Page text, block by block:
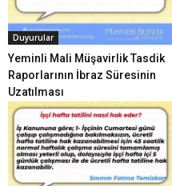
Duyurular
Yeminli Mali Müşavirlik Tasdik
Raporlarının İbraz Süresinin
Uzatılması